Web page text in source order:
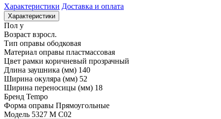
Характеристики Доставка и оплата
Характеристики
Пол у
Возраст взросл.
Тип оправы ободковая
Материал оправы пластмассовая
Цвет рамки коричневый прозрачный
Длина заушника (мм) 140
Ширина окуляра (мм) 52
Ширина переносицы (мм) 18
Бренд Tempo
Форма оправы Прямоугольные
Модель 5327 M C02